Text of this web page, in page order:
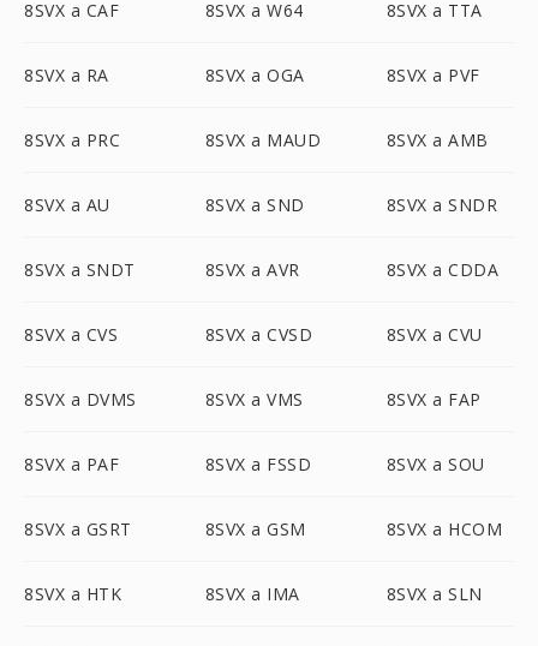
8SVX a CAF 8SVX a W64 8SVX a TTA
8SVX a RA 8SVX a OGA 8SVX a PVF
8SVX a PRC 8SVX a MAUD 8SVX a AMB
8SVX a AU 8SVX a SND 8SVX a SNDR
8SVX a SNDT 8SVX a AVR 8SVX a CDDA
8SVX a CVS 8SVX a CVSD 8SVX a CVU
8SVX a DVMS 8SVX a VMS 8SVX a FAP
8SVX a PAF 8SVX a FSSD 8SVX a SOU
8SVX a GSRT 8SVX a GSM 8SVX a HCOM
8SVX a HTK 8SVX a IMA 8SVX a SLN